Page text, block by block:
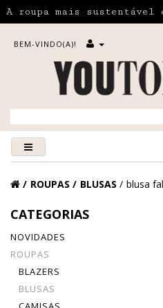
A roupa mais
BEM-VINDO(A)!
ROUPAS BLUSAS blusa
CATEGORIAS
NOVIDADES
ROUPAS
BLAZERS
BLUSAS